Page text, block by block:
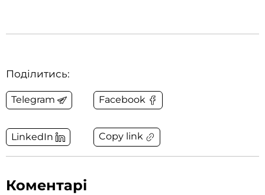
Поділитись:
Telegram Facebook
LinkedIn Copy link
Коментарі